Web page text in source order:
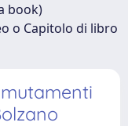
book)
o Capitolo di libro